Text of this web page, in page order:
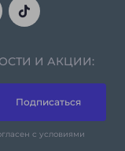
И АКЦИИ:
Подписаться
с условиями